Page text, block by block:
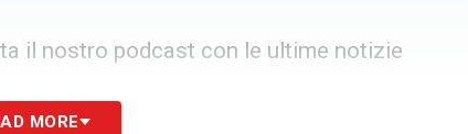
il nostro podcast con le ultime notizie
MORE